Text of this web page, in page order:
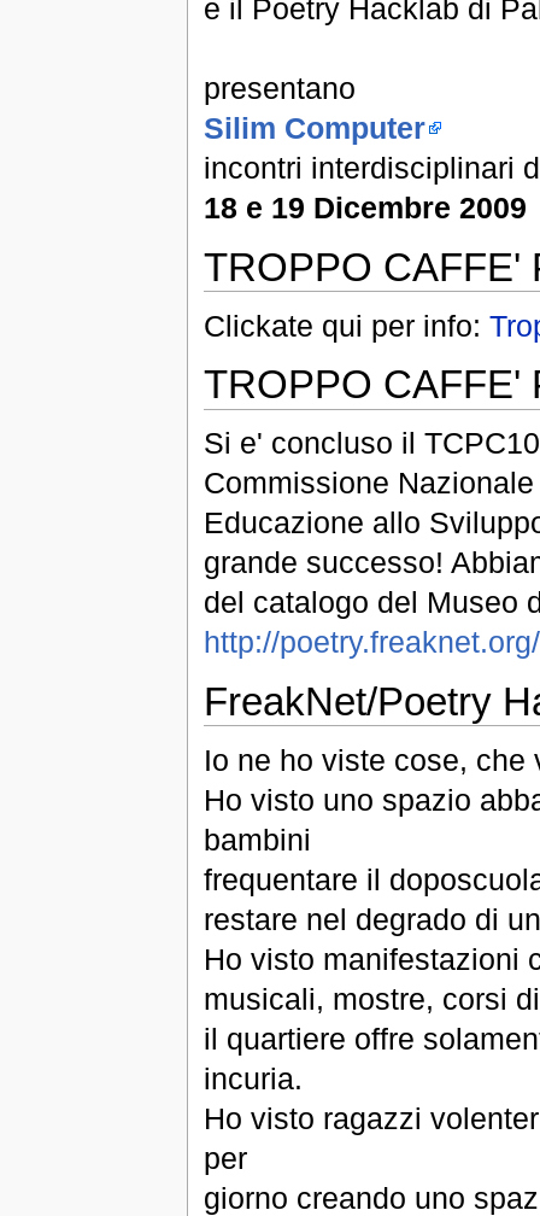
e il Poetry Hacklab di
presentano
Silim Computer
incontri interdisciplinari
18 e 19 Dicembre 2009
TROPPO CAFFE'
Clickate qui per info:
TROPPO CAFFE'
Si e' concluso il
Commissione
Educazione allo
grande successo!
del catalogo del Museo
http://
FreakNet/Poetry
Io ne ho viste cose, che
Ho visto uno spazio
bambini
frequentare il
restare nel degrado di
Ho visto manifestazioni
musicali, mostre, corsi
il quartiere offre
incuria.
Ho visto ragazzi
per
giorno creando uno